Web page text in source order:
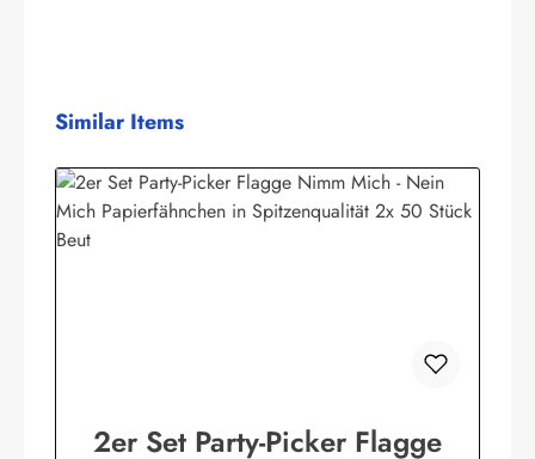
Produktgalerie überspringen
Similar Items
2er Set Party-Picker Flagge